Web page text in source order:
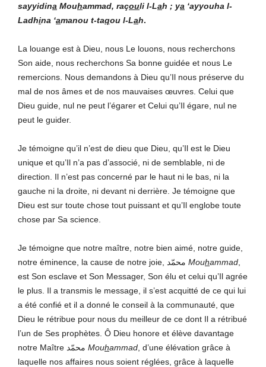
sayyidina Mouhammad, raçouli l-Lah ; ya ‘ayyouha l-
Ladhina ‘amanou t-taqou l-Lah.
La louange est à Dieu, nous Le louons, nous recherchons
Son aide, nous recherchons Sa bonne guidée et nous Le
remercions. Nous demandons à Dieu qu’Il nous préserve du
mal de nos âmes et de nos mauvaises œuvres. Celui que
Dieu guide, nul ne peut l’égarer et Celui qu’Il égare, nul ne
peut le guider.
Je témoigne qu’il n’est de dieu que Dieu, qu’Il est le Dieu
unique et qu’Il n’a pas d’associé, ni de semblable, ni de
direction. Il n’est pas concerné par le haut ni le bas, ni la
gauche ni la droite, ni devant ni derrière. Je témoigne que
Dieu est sur toute chose tout puissant et qu’Il englobe toute
chose par Sa science.
Je témoigne que notre maître, notre bien aimé, notre guide,
Mouhammad
est Son esclave et Son Messager, Son élu et celui qu’Il agrée
le plus. Il a transmis le message, il s’est acquitté de ce qui lui
a été confié et il a donné le conseil à la communauté, que
Dieu le rétribue pour nous du meilleur de ce dont Il a rétribué
l’un de Ses prophètes. Ô Dieu honore et élève davantage
Mouhammad , d’une élévation grâce à
laquelle nos affaires nous soient réglées, grâce à laquelle